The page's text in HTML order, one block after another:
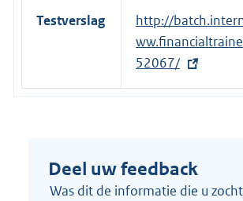
Testverslag
E
x
t
e
l
i
http://
52067/
Deel uw feedback
Was dit de informatie die u